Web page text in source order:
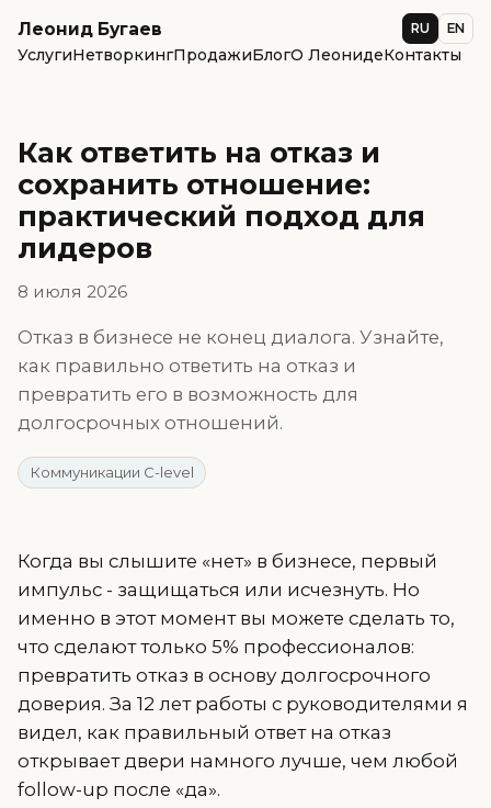
Леонид Бугаев
УслугиНетворкингПродажиБлогО ЛеонидеКонтакты
RU EN
Как ответить на отказ и
сохранить отношение:
практический подход для
лидеров
8 июля 2026
Отказ в бизнесе не конец диалога. Узнайте,
как правильно ответить на отказ и
превратить его в возможность для
долгосрочных отношений.
Коммуникации C-level
Когда вы слышите «нет» в бизнесе, первый
импульс - защищаться или исчезнуть. Но
именно в этот момент вы можете сделать то,
что сделают только 5% профессионалов:
превратить отказ в основу долгосрочного
доверия. За 12 лет работы с руководителями я
видел, как правильный ответ на отказ
открывает двери намного лучше, чем любой
follow-up после «да».